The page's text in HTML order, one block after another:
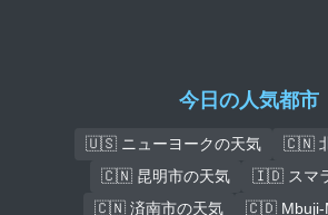
今日の人気都市
🇺🇸 ニューヨークの天気
🇨🇳
🇨🇳 昆明市の天気
🇮🇩 スマ
🇨🇳 済南市の天気
🇨🇩 Mbuji-